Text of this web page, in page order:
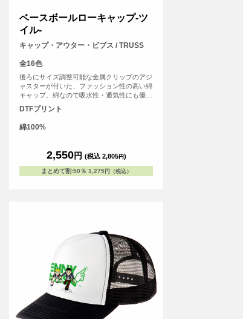
ベースボールローキャップ-ツ
イル-
キャップ・アウター・ビブス / TRUSS
全16色
後ろにサイズ調整可能な金属クリップのアジ
ャスターが付いた、ファッション性の高い綿
キャップ。綿なので吸水性・通気性にも優
れ、オールシーズン使いやすいアイテムで
す。
DTFプリント
綿100%
2,550円 (税込 2,805円)
まとめて割:50％ 1,275円（税込）